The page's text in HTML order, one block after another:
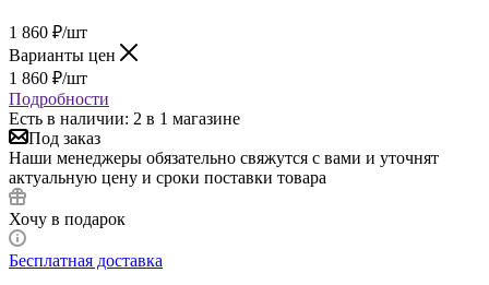
1 860 ₽/шт
Варианты цен
1 860 ₽/шт
Подробности
Есть в наличии: 2 в 1 магазине
Под заказ
Наши менеджеры обязательно свяжутся с вами и уточнят
актуальную цену и сроки поставки товара
Хочу в подарок
Бесплатная доставка